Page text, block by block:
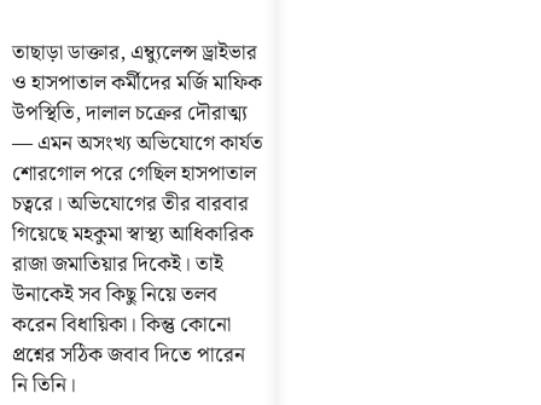
তাছাড়া ডাক্তার, এম্ব্যুলেন্স ড্রাইভার
ও হাসপাতাল কর্মীদের মর্জি মাফিক
উপস্থিতি, দালাল চক্রের দৌরাত্ম্য
— এমন অসংখ্য অভিযোগে কার্যত
শোরগোল পরে গেছিল হাসপাতাল
চত্বরে। অভিযোগের তীর বারবার
গিয়েছে মহকুমা স্বাস্থ্য আধিকারিক
রাজা জমাতিয়ার দিকেই। তাই
উনাকেই সব কিছু নিয়ে তলব
করেন বিধায়িকা। কিন্তু কোনো
প্রশ্নের সঠিক জবাব দিতে পারেন
নি তিনি।